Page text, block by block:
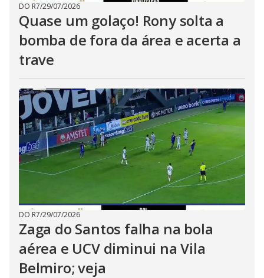
DO R7/29/07/2026
Quase um golaço! Rony solta a
bomba de fora da área e acerta a
trave
DO R7/29/07/2026
Zaga do Santos falha na bola
aérea e UCV diminui na Vila
Belmiro; veja